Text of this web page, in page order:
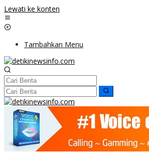
Lewati ke konten
Tambahkan Menu